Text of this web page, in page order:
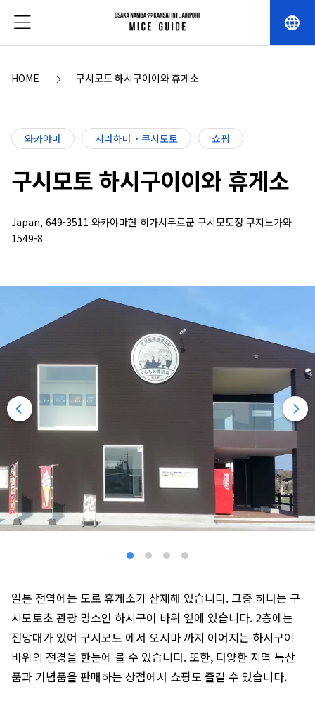
language
HOME 구시모토 하시구이이와 휴게소
와카야마 시라하마・쿠시모토 쇼핑
구시모토 하시구이이와 휴게소
Japan, 649-3511 와카야마현 히가시무로군 구시모토정 쿠지노가와
1549-8
일본 전역에는 도로 휴게소가 산재해 있습니다. 그중 하나는 구
시모토초 관광 명소인 하시구이 바위 옆에 있습니다. 2층에는
전망대가 있어 구시모토 에서 오시마 까지 이어지는 하시구이
바위의 전경을 한눈에 볼 수 있습니다. 또한, 다양한 지역 특산
품과 기념품을 판매하는 상점에서 쇼핑도 즐길 수 있습니다.